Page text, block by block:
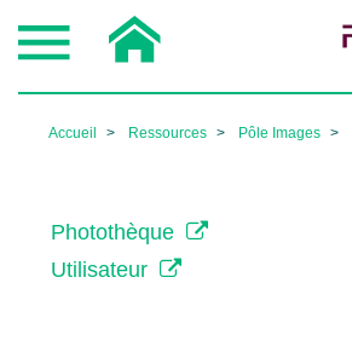
Accueil Ressources Pôle Images
Photothèque
Utilisateur